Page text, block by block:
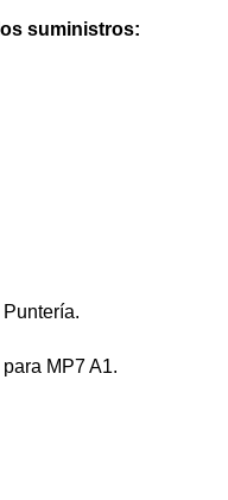
suministros:
MP7 A1.